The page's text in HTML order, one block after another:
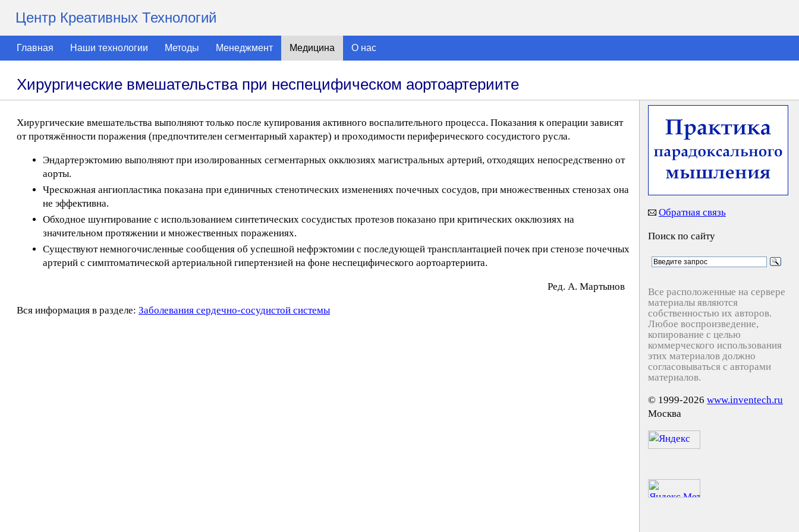
Центр Креативных Технологий
Главная Наши технологии Методы Менеджмент Медицина О нас
Хирургические вмешательства при неспецифическом аортоартериите
Хирургические вмешательства выполняют только после купирования активного воспалительного процесса. Показания к операции зависят
от протяжённости поражения (предпочтителен сегментарный характер) и проходимости периферического сосудистого русла.
Эндартерэктомию выполняют при изолированных сегментарных окклюзиях магистральных артерий, отходящих непосредственно от
аорты.
Чрескожная ангиопластика показана при единичных стенотических изменениях почечных сосудов, при множественных стенозах она
не эффективна.
Обходное шунтирование с использованием синтетических сосудистых протезов показано при критических окклюзиях на
значительном протяжении и множественных поражениях.
Существуют немногочисленные сообщения об успешной нефрэктомии с последующей трансплантацией почек при стенозе почечных
артерий с симптоматической артериальной гипертензией на фоне неспецифического аортоартериита.
Peд. A. Mapтынoв
Вся информация в разделе: Заболевания сердечно-сосудистой системы
Обратная связь
Поиск по сайту
Все расположенные на сервере
материалы являются
собственностью их авторов.
Любое воспроизведение,
копирование с целью
коммерческого использования
этих материалов должно
согласовываться с авторами
материалов.
© 1999-2026 www.inventech.ru
Москва